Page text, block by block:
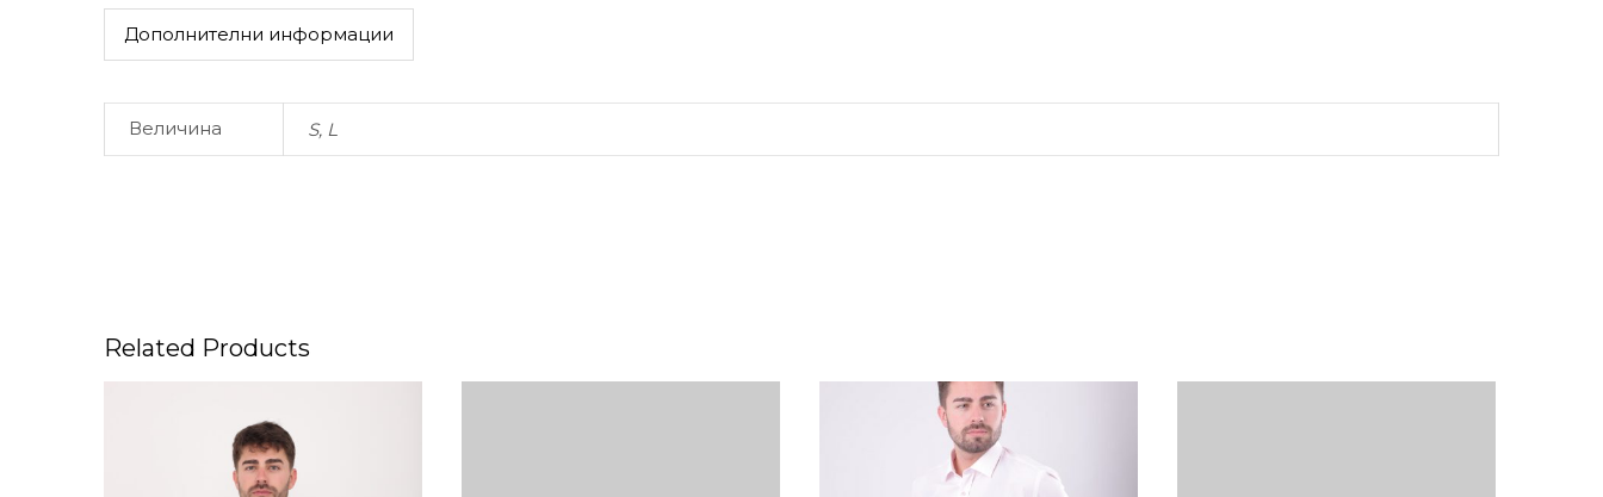
Дополнителни информации
Величина S, L
Related Products